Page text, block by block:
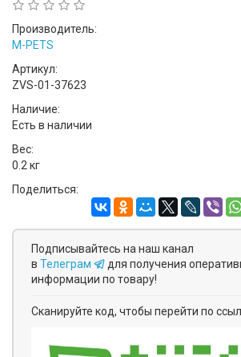
Производитель:
M-PETS
Артикул:
ZVS-01-37623
Наличие:
Есть в наличии
Вес:
0.2 кг
Поделиться:
Подписывайтесь на наш канал
в Телеграм
для получения
информации по товару!
Сканируйте код, чтобы перейти по